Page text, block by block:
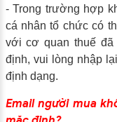
- Trong trường hợp
cá nhân tổ chức có
với cơ quan thuế
định, vui lòng nhập
định dạng.
Email người mua